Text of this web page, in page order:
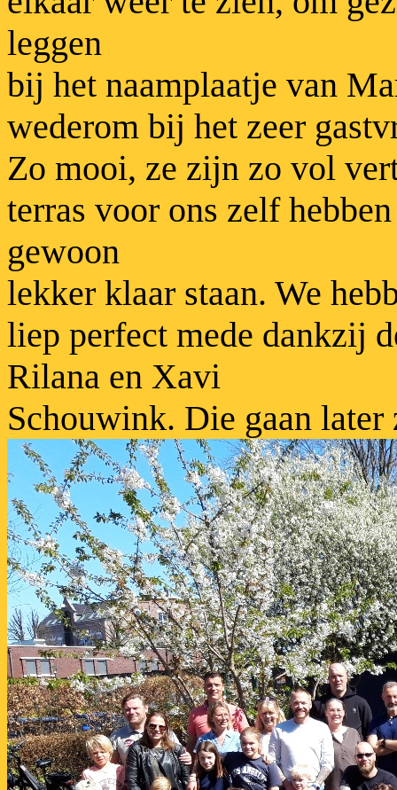
leggen
bij het naamplaatje van
wederom bij het zeer
Zo mooi, ze zijn zo vol
terras voor ons zelf
gewoon
lekker klaar staan. We
liep perfect mede dankzij
Rilana en Xavi
Schouwink. Die gaan later